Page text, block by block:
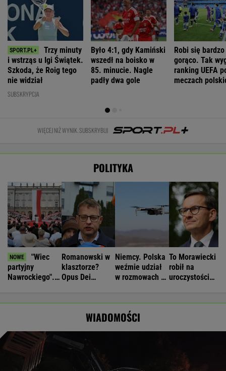
Trzy minuty
i wstrząs u Igi Świątek.
Szkoda, że Roig tego
nie widział
SUBSKRYPCJA
Było 4:1, gdy Kamiński
wszedł na boisko w
85. minucie. Nagle
padły dwa gole
Robi się bardzo
gorąco. Tak
ranking UEFA
meczach
WIĘCEJ NIŻ WYNIK. SUBSKRYBUJ
POLITYKA
"Wiec
partyjny
Nawrockiego".
Romanowski w
klasztorze?
Opus Dei
Niemcy. Polska
weźmie udział
w rozmowach o
To Morawiecki
robił na
uroczystości
WIADOMOŚCI